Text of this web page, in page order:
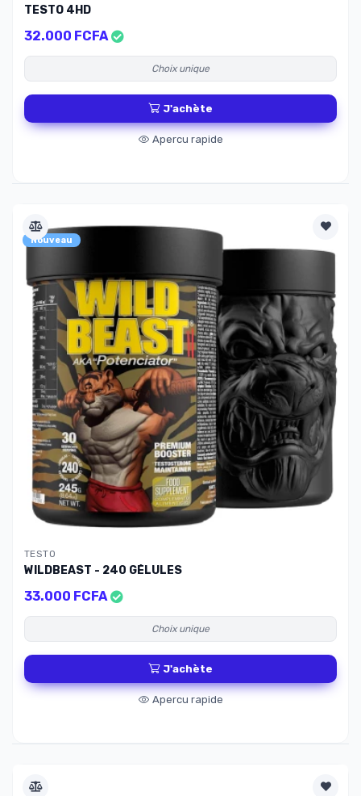
TESTO 4HD
32.000 FCFA
Choix unique
J'achète
Apercu rapide
Nouveau
TESTO
WILDBEAST - 240 GÉLULES
33.000 FCFA
Choix unique
J'achète
Apercu rapide